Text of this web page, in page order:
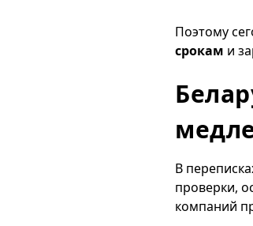
Поэтому
срокам и
В
проверки,
компаний